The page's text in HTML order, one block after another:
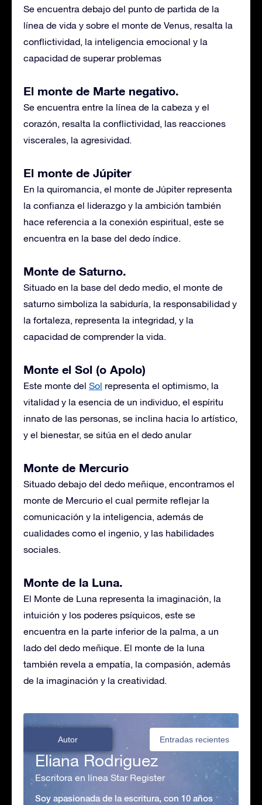
Se encuentra debajo del punto de partida de la
línea de vida y sobre el monte de Venus, resalta la
conflictividad, la inteligencia emocional y la
capacidad de superar problemas
El monte de Marte negativo.
Se encuentra entre la línea de la cabeza y el
corazón, resalta la conflictividad, las reacciones
viscerales, la agresividad.
El monte de Júpiter
En la quiromancia, el monte de Júpiter representa
la confianza el liderazgo y la ambición también
hace referencia a la conexión espiritual, este se
encuentra en la base del dedo índice.
Monte de Saturno.
Situado en la base del dedo medio, el monte de
saturno simboliza la sabiduría, la responsabilidad y
la fortaleza, representa la integridad, y la
capacidad de comprender la vida.
Monte el Sol (o Apolo)
Este monte del Sol representa el optimismo, la
vitalidad y la esencia de un individuo, el espíritu
innato de las personas, se inclina hacia lo artístico,
y el bienestar, se sitúa en el dedo anular
Monte de Mercurio
Situado debajo del dedo meñique, encontramos el
monte de Mercurio el cual permite reflejar la
comunicación y la inteligencia, además de
cualidades como el ingenio, y las habilidades
sociales.
Monte de la Luna.
El Monte de Luna representa la imaginación, la
intuición y los poderes psíquicos, este se
encuentra en la parte inferior de la palma, a un
lado del dedo meñique. El monte de la luna
también revela a empatía, la compasión, además
de la imaginación y la creatividad.
Autor Entradas recientes
Eliana Rodriguez
Escritora en línea Star Register
Soy apasionada de la escritura, con 10 años